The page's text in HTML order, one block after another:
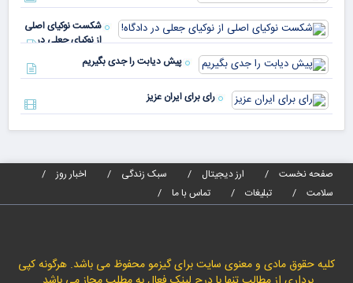
شکست نوکیای اصلی
از نوکیای جعلی در
دادگاه!
پیش دیابت را جدی بگیریم
رای برای ایران عزیز
صفحه نخست ارز دیجیتال سبک زندگی
اخبار روز
سلامت
تبلیغات تماس با ما
کلیه حقوق مادی و معنوی سایت برای گیزمو محفوظ می باشد. هرگونه کپی